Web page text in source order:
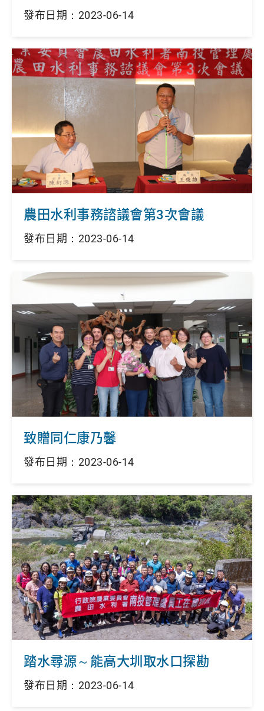
發布日期：2023-06-14
農田水利事務諮議會第3次會議
發布日期：2023-06-14
致贈同仁康乃馨
發布日期：2023-06-14
踏水尋源～能高大圳取水口探勘
發布日期：2023-06-14